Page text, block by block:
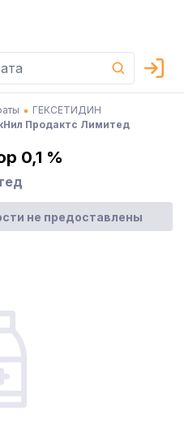
ГЕКСЕТИДИН
Продактс Лимитед
0,1 %
не предоставлены